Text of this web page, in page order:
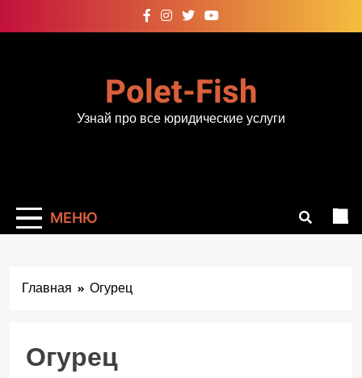
к
Polet-Fish
Узнай про все юридические услуги
МЕНЮ
Главная Огурец
Огурец